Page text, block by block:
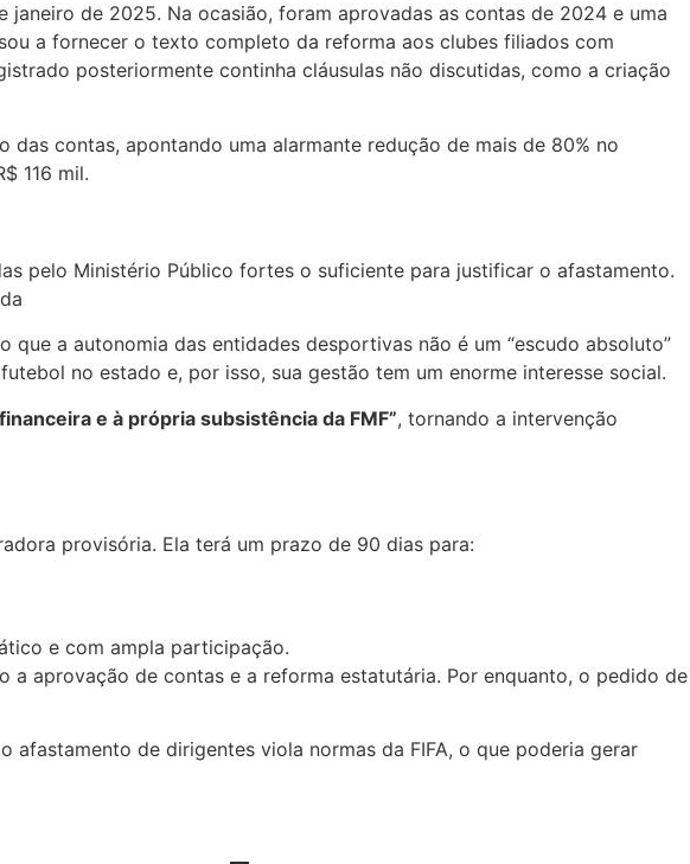
de 2025. Na ocasião, foram aprovadas as contas de 2024 e uma
a fornecer o texto completo da reforma aos clubes filiados com
posteriormente continha cláusulas não discutidas, como a criação
contas, apontando uma alarmante redução de mais de 80% no
116 mil.
pelo Ministério Público fortes o suficiente para justificar o afastamento.
a autonomia das entidades desportivas não é um “escudo absoluto”
no estado e, por isso, sua gestão tem um enorme interesse social.
e à própria subsistência da FMF”, tornando a intervenção
provisória. Ela terá um prazo de 90 dias para:
e com ampla participação.
aprovação de contas e a reforma estatutária. Por enquanto, o pedido de
afastamento de dirigentes viola normas da FIFA, o que poderia gerar